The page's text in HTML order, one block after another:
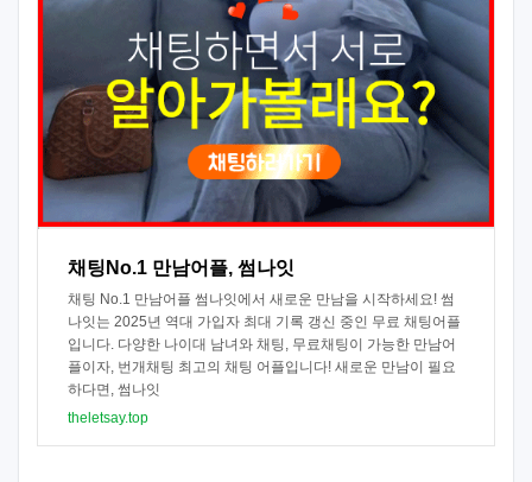
채팅No.1 만남어플, 썸나잇
채팅 No.1 만남어플 썸나잇에서 새로운 만남을 시작하세요! 썸
나잇는 2025년 역대 가입자 최대 기록 갱신 중인 무료 채팅어플
입니다. 다양한 나이대 남녀와 채팅, 무료채팅이 가능한 만남어
플이자, 번개채팅 최고의 채팅 어플입니다! 새로운 만남이 필요
하다면, 썸나잇
theletsay.top